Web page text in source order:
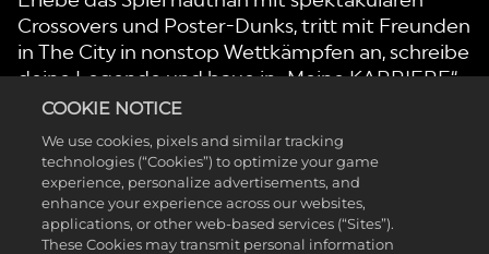
Crossovers und Poster-Dunks, tritt mit Freunden
in The City in nonstop Wettkämpfen an, schreibe
deine Legende und baue in „Meine KARRIERE“
eine Dynastie auf. Stelle außerdem in „MyTEAM“
deine Traumaufstellung mit deinen
Lieblingsstars aus NBA und WNBA zusammen.
Strebe auf und abseits des Courts nach
Höchstleistungen und erlebe unvergessliche
Momente mit NBA 2K.
COOKIE NOTICE
We use cookies, pixels and similar tracking
technologies (“Cookies”) to optimize your game
experience, personalize advertisements, and
enhance your experience across our websites,
applications, or other web-based services (“Sites”).
These Cookies may transmit personal information